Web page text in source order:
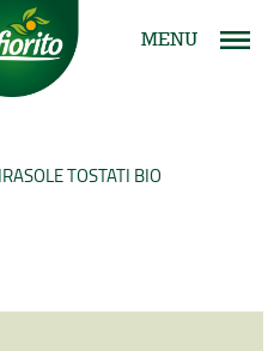
MENU
TOSTATI BIO